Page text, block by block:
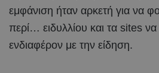
εμφάνιση ήταν αρκετή για να
περί… ειδυλλίου και τα sites
ενδιαφέρον με την είδηση.